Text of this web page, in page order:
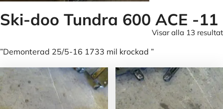
Ski-doo Tundra 600 ACE -11
Visar alla 13 resultat
”Demonterad 25/5-16 1733 mil krockad ”